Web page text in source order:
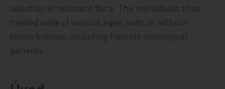
selection of resistant flora. The individuals thus
treated were of various ages, with or without
comorbidities, including hemato oncological
patients